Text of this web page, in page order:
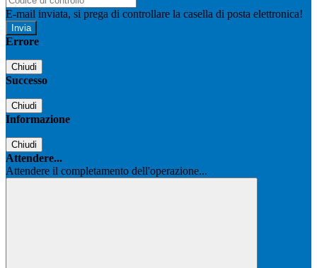
E-mail inviata, si prega di controllare la casella di posta elettronica!
Errore
Chiudi
Successo
Chiudi
Informazione
Chiudi
Attendere...
Attendere il completamento dell'operazione...